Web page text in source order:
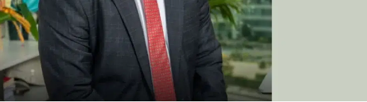
Çankırı
Çorum
Denizli